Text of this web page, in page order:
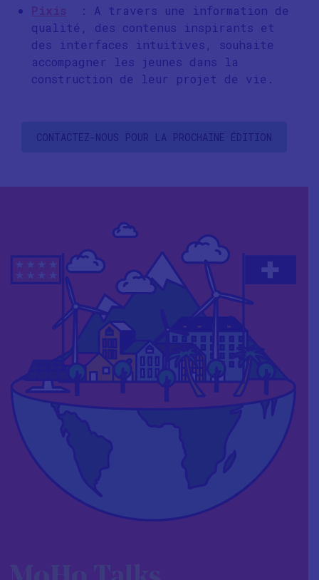
Pixis : A travers une information de
qualité, des contenus inspirants et
des interfaces intuitives, souhaite
accompagner les jeunes dans la
construction de leur projet de vie.
CONTACTEZ-NOUS POUR LA PROCHAINE ÉDITION